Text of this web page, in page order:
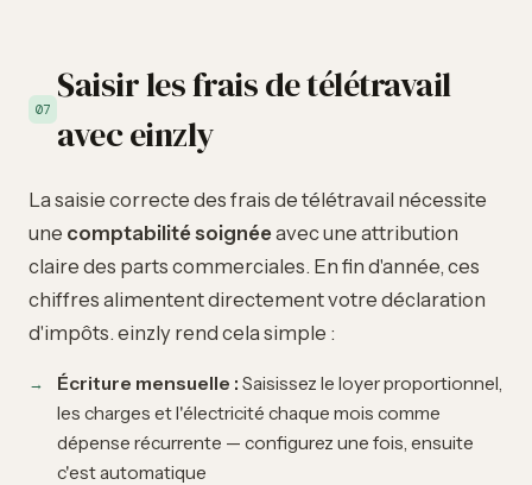
07
Saisir les frais de télétravail
avec einzly
La saisie correcte des frais de télétravail nécessite
une comptabilité soignéeavec une attribution
claire des parts commerciales. En fin d'année, ces
chiffres alimentent directement votre déclaration
d'impôts. einzly rend cela simple :
Écriture mensuelle : Saisissez le loyer proportionnel,
les charges et l'électricité chaque mois comme
dépense récurrente — configurez une fois, ensuite
c'est automatique